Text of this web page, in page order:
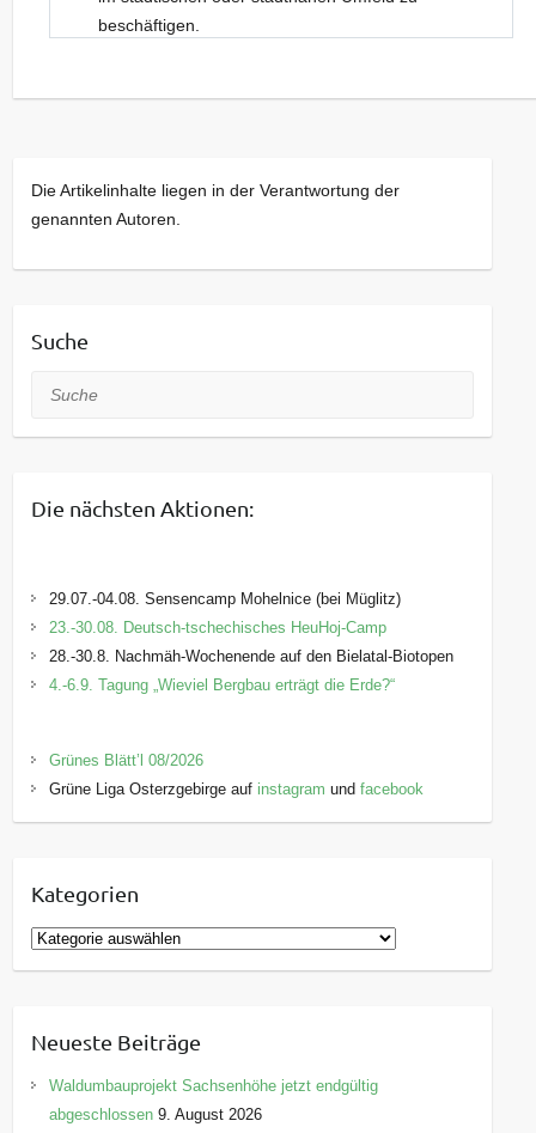
beschäftigen.
Die Artikelinhalte liegen in der Verantwortung der
genannten Autoren.
Suche
Suche
Die nächsten Aktionen:
29.07.-04.08. Sensencamp Mohelnice (bei Müglitz)
23.-30.08. Deutsch-tschechisches HeuHoj-Camp
28.-30.8. Nachmäh-Wochenende auf den Bielatal-Biotopen
4.-6.9. Tagung „Wieviel Bergbau erträgt die Erde?“
Grünes Blätt’l 08/2026
Grüne Liga Osterzgebirge auf instagram undfacebook
Kategorien
K
a
g
o
Neueste Beiträge
Waldumbauprojekt Sachsenhöhe jetzt endgültig
abgeschlossen 9. August 2026